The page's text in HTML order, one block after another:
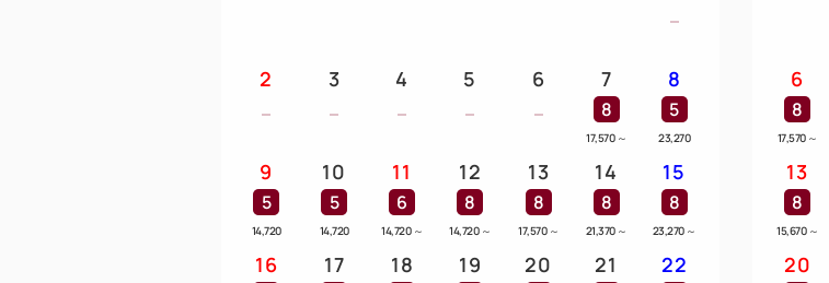
2 3 4 5 6 7
8
17,570 ～
8
5
23,270
9
5
14,720
10
5
14,720
11
6
14,720 ～
12
8
14,720 ～
13
8
17,570 ～
14
8
21,370 ～
15
8
23,270 ～
16 17 18 19 20 21 22
6
8
17,570 ～
13
8
15,670 ～
20